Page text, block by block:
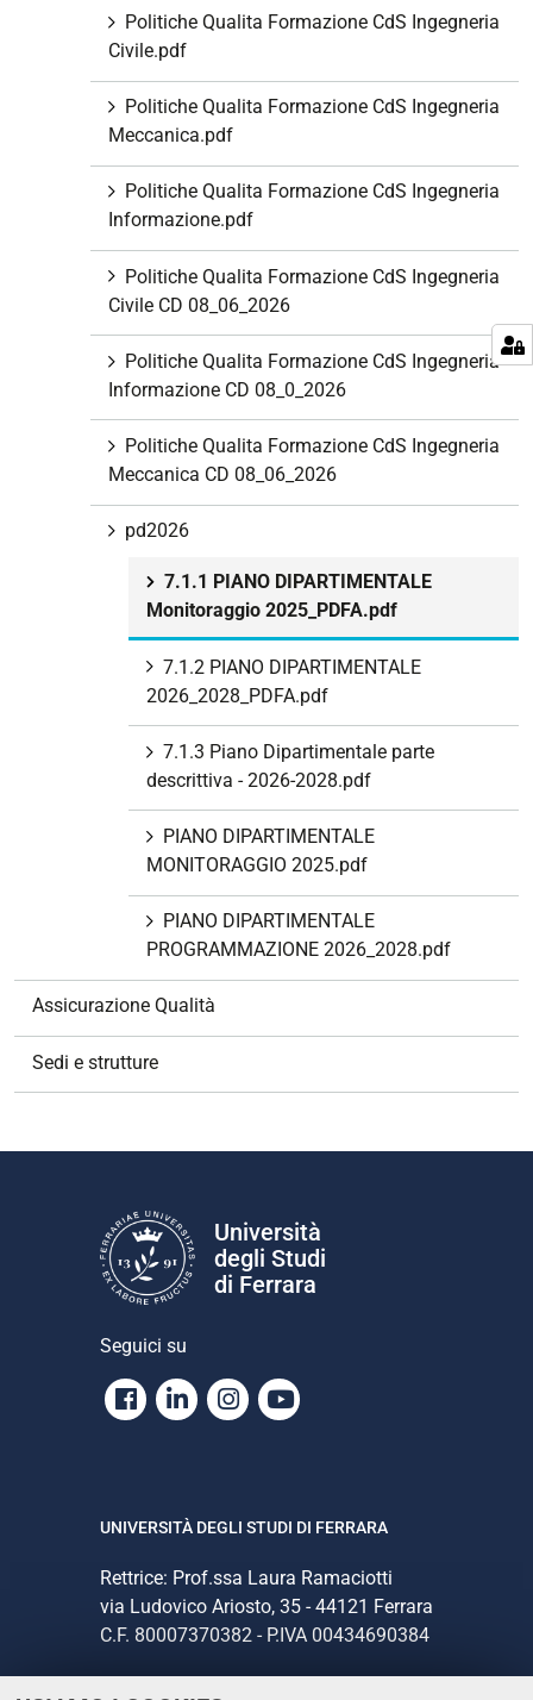
Politiche Qualita Formazione CdS Ingegneria
Civile.pdf
Politiche Qualita Formazione CdS Ingegneria
Meccanica.pdf
Politiche Qualita Formazione CdS Ingegneria
Informazione.pdf
Politiche Qualita Formazione CdS Ingegneria
Civile CD 08_06_2026
Politiche Qualita Formazione CdS Ingegneria
Informazione CD 08_0_2026
Politiche Qualita Formazione CdS Ingegneria
Meccanica CD 08_06_2026
pd2026
7.1.1 PIANO DIPARTIMENTALE
Monitoraggio 2025_PDFA.pdf
7.1.2 PIANO DIPARTIMENTALE
2026_2028_PDFA.pdf
7.1.3 Piano Dipartimentale parte
descrittiva - 2026-2028.pdf
PIANO DIPARTIMENTALE
MONITORAGGIO 2025.pdf
PIANO DIPARTIMENTALE
PROGRAMMAZIONE 2026_2028.pdf
Assicurazione Qualità
Sedi e strutture
Università
degli Studi
di Ferrara
Seguici su
Facebook
LinkedinInstagram
Youtube
UNIVERSITÀ DEGLI STUDI DI FERRARA
Rettrice: Prof.ssa Laura Ramaciotti
via Ludovico Ariosto, 35 - 44121 Ferrara
C.F. 80007370382 - P.IVA 00434690384